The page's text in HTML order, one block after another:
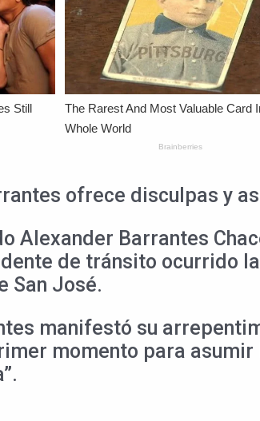
ofrece disculpas y
Alexander Barrantes
de tránsito ocurrido
San José.
manifestó su
momento para